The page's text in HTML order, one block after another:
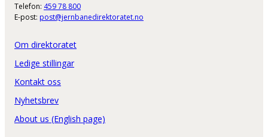
Telefon: 459 78 800
E-post: post@jernbanedirektoratet.no
Om direktoratet
Ledige stillingar
Kontakt oss
Nyhetsbrev
About us (English page)